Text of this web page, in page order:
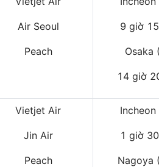
Air Seoul
Peach
9 giờ
Osaka
14 giờ
Vietjet Air
Jin Air
Peach
Incheon
1 giờ
Nagoya